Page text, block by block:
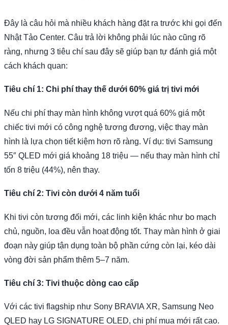
Đây là câu hỏi mà nhiều khách hàng đặt ra trước khi gọi đến
Nhật Tảo Center. Câu trả lời không phải lúc nào cũng rõ
ràng, nhưng 3 tiêu chí sau đây sẽ giúp bạn tự đánh giá một
cách khách quan:
Tiêu chí 1: Chi phí thay thế dưới 60% giá trị tivi mới
Nếu chi phí thay màn hình không vượt quá 60% giá một
chiếc tivi mới có công nghệ tương đương, việc thay màn
hình là lựa chọn tiết kiệm hơn rõ ràng. Ví dụ: tivi Samsung
55″ QLED mới giá khoảng 18 triệu — nếu thay màn hình chỉ
tốn 8 triệu (44%), nên thay.
Tiêu chí 2: Tivi còn dưới 4 năm tuổi
Khi tivi còn tương đối mới, các linh kiện khác như bo mạch
chủ, nguồn, loa đều vẫn hoạt động tốt. Thay màn hình ở giai
đoạn này giúp tận dụng toàn bộ phần cứng còn lại, kéo dài
vòng đời sản phẩm thêm 5–7 năm.
Tiêu chí 3: Tivi thuộc dòng cao cấp
Với các tivi flagship như Sony BRAVIA XR, Samsung Neo
QLED hay LG SIGNATURE OLED, chi phí mua mới rất cao.